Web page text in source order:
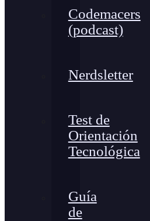
Codemacers
(podcast)
Nerdsletter
Test de
Orientación
Tecnológica
Guía
de